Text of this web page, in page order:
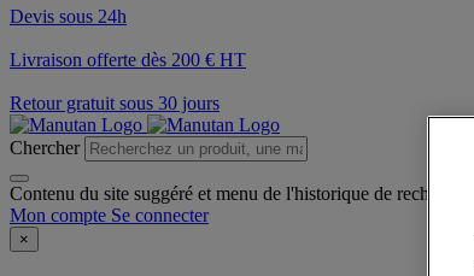
Devis sous 24h
Livraison offerte dès 200 € HT
Retour gratuit sous 30 jours
Chercher
Contenu du site suggéré et menu de l'historique de recherche
Mon compte Se connecter
×